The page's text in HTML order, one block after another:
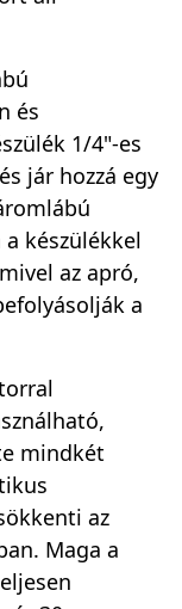
és
1/4"-es
jár hozzá egy
készülékkel
az apró,
a
mindkét
az
Maga a